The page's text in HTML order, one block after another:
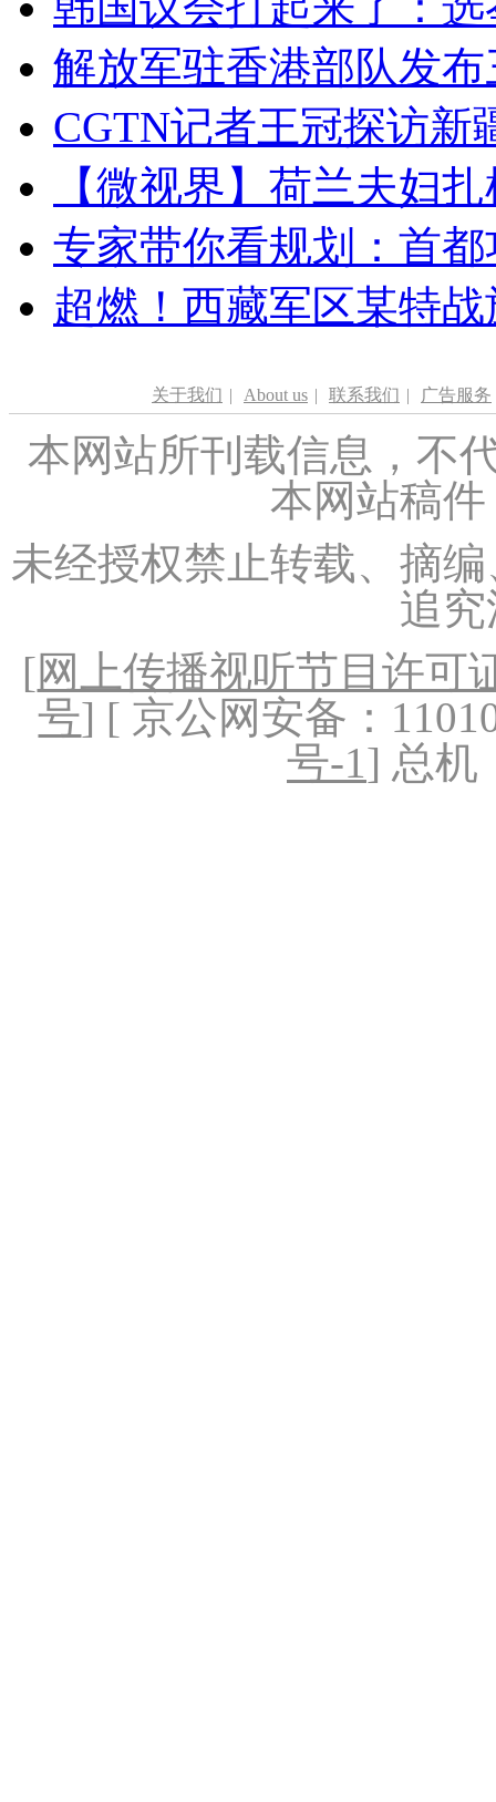
解放军驻香港部队发
CGTN记者王冠探访新
【微视界】荷兰夫妇
专家带你看规划：首
超燃！西藏军区某特
关于我们 | About us | 联系我们 | 广告服务
本网站所刊载信息，不
本网站稿
未经授权禁止转载、摘
追
[网上传播视听节目许可
号] [ 京公网安备：
号-1] 总机